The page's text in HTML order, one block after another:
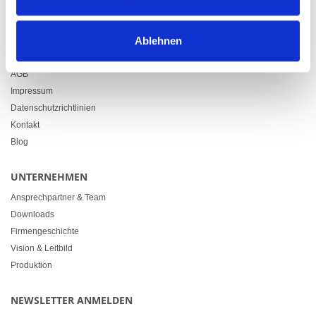
Ablehnen
Downloads
AGB
Impressum
Datenschutzrichtlinien
Kontakt
Blog
UNTERNEHMEN
Ansprechpartner & Team
Downloads
Firmengeschichte
Vision & Leitbild
Produktion
NEWSLETTER ANMELDEN